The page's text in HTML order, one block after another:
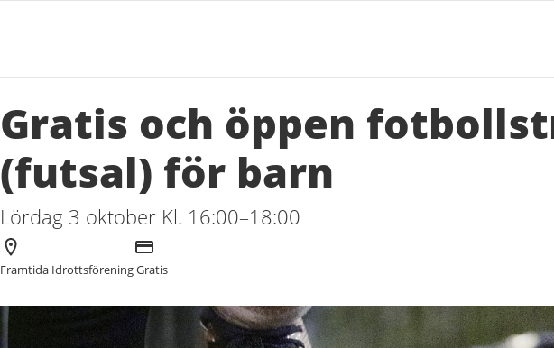
Gratis och öppen
(futsal) för barn
Lördag 3 oktober Kl. 16:00–18:00
Arrangör
Framtida Idrottsförening
Kostnad
Gratis